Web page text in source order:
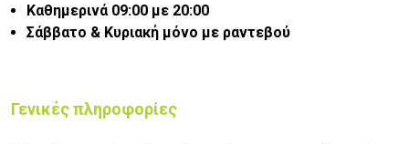
Καθημερινά 09:00 με 20:00
Σάββατο & Κυριακή μόνο με ραντεβού
Γενικές πληροφορίες